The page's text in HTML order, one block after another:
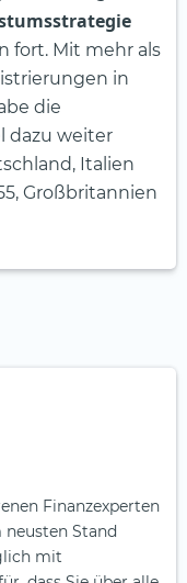
fort. Mit mehr als
in
die
dazu weiter
Italien
Großbritannien
Finanzexperten
Stand
mit